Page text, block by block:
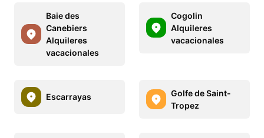
Baie des
Canebiers
Alquileres
vacacionales
Cogolin
Alquileres
vacacionales
Escarrayas
Golfe de Saint-
Tropez